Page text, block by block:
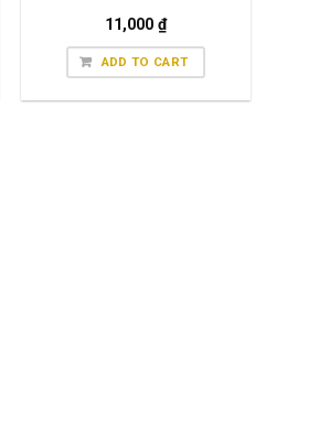
11,000 ₫
ADD TO CART